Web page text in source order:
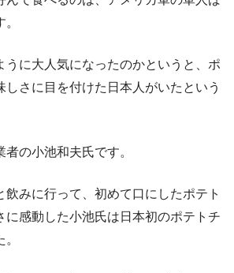
うに大人気になったのかというと、ポ
しさに目を付けた日本人がいたという
の小池和夫氏です。
飲みに行って、初めて口にしたポテト
に感動した小池氏は日本初のポテトチ